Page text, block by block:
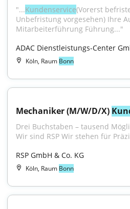
"...Kundenservice(Vorerst
Unbefristung vorgesehen) Ihre
Mitarbeiterführung Führung..."
ADAC Dienstleistungs-Center
Köln, Raum Bonn
Mechaniker (M/W/D/X)
Drei Buchstaben – tausend
Wir sind RSP Wir stehen für
RSP GmbH & Co. KG
Köln, Raum Bonn